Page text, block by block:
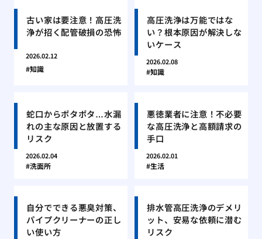
古い家は要注意！高圧洗
浄が招く配管破損の恐怖
2026.02.12
知識
高圧洗浄は万能ではな
い？根本原因が解決しな
いケース
2026.02.08
知識
蛇口からポタポタ…水漏
れの主な原因と放置する
リスク
2026.02.04
洗面所
悪徳業者に注意！不必要
な高圧洗浄と高額請求の
手口
2026.02.01
生活
自分でできる悪臭対策、
パイプクリーナーの正し
い使い方
排水管高圧洗浄のデメリ
ット、安易な依頼に潜む
リスク